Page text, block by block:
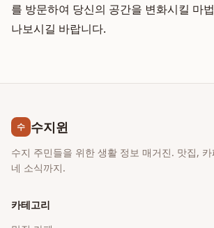
를 방문하여 당신의 공간을 변화시킬 마
나보시길 바랍니다.
수 수지윈
수지 주민들을 위한 생활 정보 매거진. 맛집,
네 소식까지.
카테고리